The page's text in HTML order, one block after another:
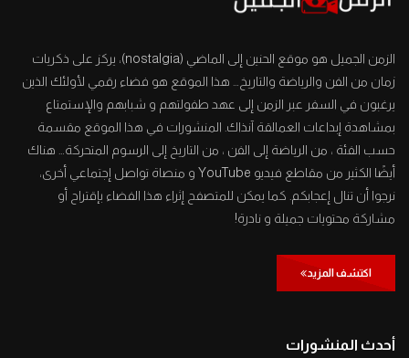
الزمن الجميل هو موقع الحنين إلى الماضي (nostalgia)، يركز على ذكريات
زمان من الفن والرياضة والتاريخ… هذا الموقع هو فضاء رقمي لأولئك الذين
يرغبون في السفر عبر الزمن إلى عهد طفولتهم و شبابهم والإستمتاع
بمشاهدة إبداعات العمالقة آنذاك. المنشورات في هذا الموقع مقسمة
حسب الفئة ، من الرياضة إلى الفن ، من التاريخ إلى الرسوم المتحركة… هناك
أيضًا الكثير من مقاطع فيديو YouTube و منصاة تواصل إجتماعي أخرى،
نرجوا أن تنال إعجابكم. كما يمكن للمتصفح إثراء هذا الفضاء بإقتراح أو
مشاركة محتويات جميلة و نادرة!
اكتشف المزيد
أحدث المنشورات